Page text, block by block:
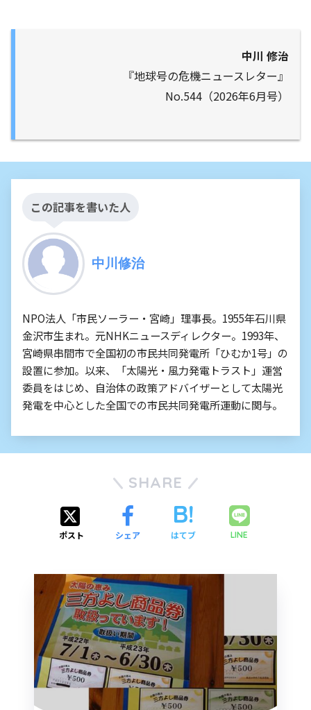
中川 修治
『地球号の危機ニュースレター』
No.544（2026年6月号）
この記事を書いた人
中川修治
NPO法人「市民ソーラー・宮崎」理事長。1955年石川県
金沢市生まれ。元NHKニュースディレクター。1993年、
宮崎県串間市で全国初の市民共同発電所「ひむか1号」の
設置に参加。以来、「太陽光・風力発電トラスト」運営
委員をはじめ、自治体の政策アドバイザーとして太陽光
発電を中心とした全国での市民共同発電所運動に関与。
SHARE
ポスト シェア はてブ LINE